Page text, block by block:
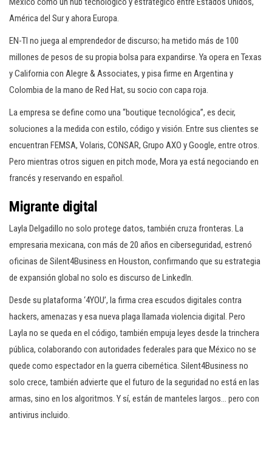
América del Sur y ahora Europa.
EN-TI no juega al emprendedor de discurso; ha metido más de 100
millones de pesos de su propia bolsa para expandirse. Ya opera en Texas
y California con Alegre & Associates, y pisa firme en Argentina y
Colombia de la mano de Red Hat, su socio con capa roja.
La empresa se define como una “boutique tecnológica”, es decir,
soluciones a la medida con estilo, código y visión. Entre sus clientes se
encuentran FEMSA, Volaris, CONSAR, Grupo AXO y Google, entre otros.
Pero mientras otros siguen en pitch mode, Mora ya está negociando en
francés y reservando en español.
Migrante digital
Layla Delgadillo no solo protege datos, también cruza fronteras. La
empresaria mexicana, con más de 20 años en ciberseguridad, estrenó
oficinas de Silent4Business en Houston, confirmando que su estrategia
de expansión global no solo es discurso de LinkedIn.
Desde su plataforma ‘4YOU’, la firma crea escudos digitales contra
hackers, amenazas y esa nueva plaga llamada violencia digital. Pero
Layla no se queda en el código, también empuja leyes desde la trinchera
pública, colaborando con autoridades federales para que México no se
quede como espectador en la guerra cibernética. Silent4Business no
solo crece, también advierte que el futuro de la seguridad no está en las
armas, sino en los algoritmos. Y sí, están de manteles largos… pero con
antivirus incluido.